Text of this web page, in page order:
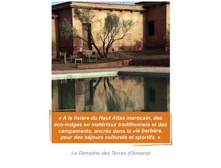
Le Domaine des Terres d’Amanar